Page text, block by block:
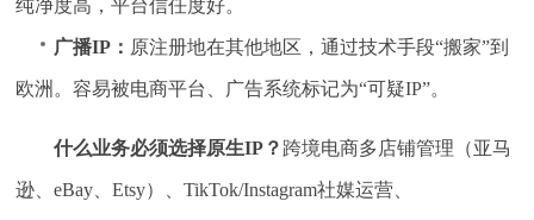
纯净度高，平台信任度好。
广播IP： 原注册地在其他地区，通过技术手段“搬家”到
欧洲。容易被电商平台、广告系统标记为“可疑IP”。
什么业务必须选择原生IP？ 跨境电商多店铺管理（亚马
逊、eBay、Etsy）、TikTok/Instagram社媒运营、